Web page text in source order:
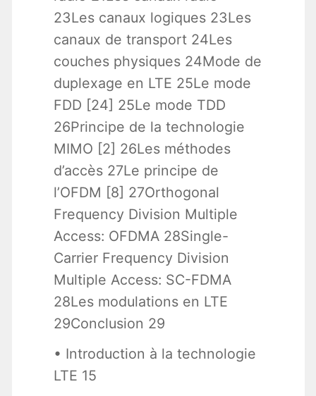
23Les canaux logiques 23Les
canaux de transport 24Les
couches physiques 24Mode de
duplexage en LTE 25Le mode
FDD [24] 25Le mode TDD
26Principe de la technologie
MIMO [2] 26Les méthodes
d’accès 27Le principe de
l’OFDM [8] 27Orthogonal
Frequency Division Multiple
Access: OFDMA 28Single-
Carrier Frequency Division
Multiple Access: SC-FDMA
28Les modulations en LTE
29Conclusion 29
• Introduction à la technologie
LTE 15